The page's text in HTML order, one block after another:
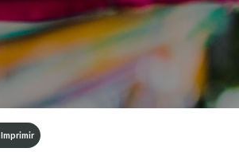
Imprimir